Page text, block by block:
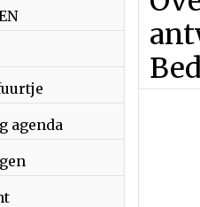
agenda